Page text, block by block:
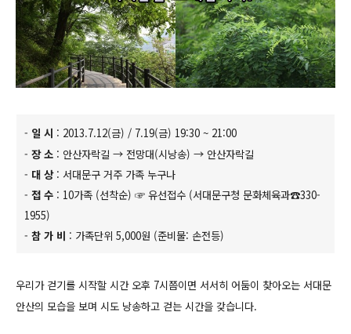
- 일 시 : 2013.7.12(금) / 7.19(금) 19:30 ~ 21:00
- 장 소 : 안산자락길 → 전망대(시낭송) → 안산자락길
- 대 상: 서대문구 거주 가족 누구나
- 접 수 : 10가족 (선착순) ☞ 유선접수 (서대문구청 문화체육과☎330-
1955)
- 참 가 비 : 가족단위 5,000원 (준비물: 손전등)
우리가 걷기를 시작할 시간 오후 7시쯤이면 서서히 어둠이 찾아오는 서대문
안산의 모습을 보며 시도 낭송하고 걷는 시간을 갖습니다.